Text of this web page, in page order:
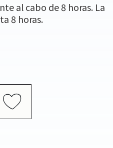
al cabo de 8 horas. La
8 horas.